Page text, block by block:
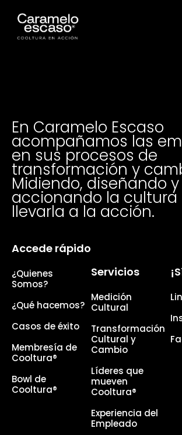
En Caramelo Escaso
acompañamos las
en sus procesos de
transformación y
Midiendo, diseñando y
accionando la cultura
llevarla a la acción.
Accede rápido
¿Quienes
Somos?
¿Qué hacemos?
Casos de éxito
Membresía de
Cooltura®
Bowl de
Cooltura®
Servicios
Medición
Cultural
Transformación
Cultural y
Cambio
Líderes que
mueven
Cooltura®
Experiencia del
Empleado